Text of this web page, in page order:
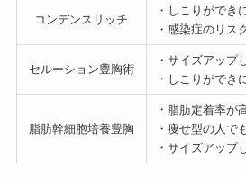
コンデンスリッチ
・しこりができ
・感染症のリス
セルーション豊胸術
・サイズアップ
・しこりができ
脂肪幹細胞培養豊胸
・脂肪定着率が
・痩せ型の人で
・サイズアップ